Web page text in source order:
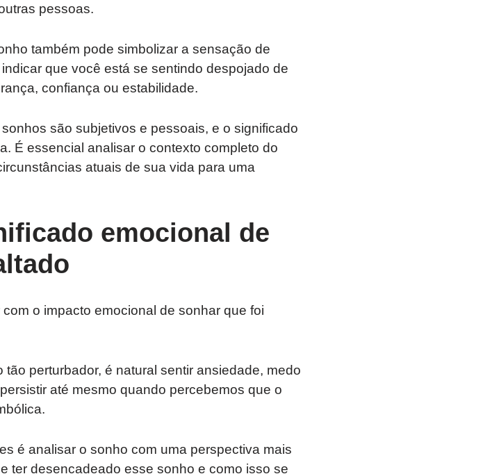
pessoas.
também pode simbolizar a sensação de
que você está se sentindo despojado de
confiança ou estabilidade.
são subjetivos e pessoais, e o significado
É essencial analisar o contexto completo do
atuais de sua vida para uma
emocional de
o impacto emocional de sonhar que foi
perturbador, é natural sentir ansiedade, medo
até mesmo quando percebemos que o
é analisar o sonho com uma perspectiva mais
ter desencadeado esse sonho e como isso se